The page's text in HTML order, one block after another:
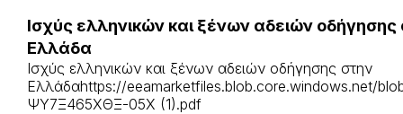
Ισχύς ελληνικών και ξένων αδειών οδήγησης
Ελλάδα
Ισχύς ελληνικών και ξένων αδειών οδήγησης στην
Ελλάδαhttps://eeamarketfiles.blob.core.windows.net/
ΨΥ7Ξ465ΧΘΞ-05Χ (1).pdf